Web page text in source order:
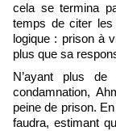
cela se termina
temps de citer
logique : prison à
plus que sa
N’ayant plus
condamnation,
peine de prison. En
faudra, estimant